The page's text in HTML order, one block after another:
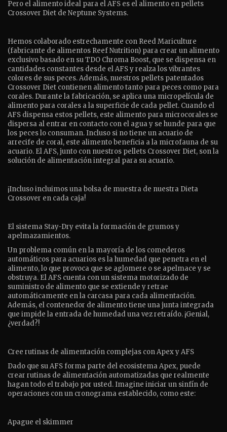
Pero el alimento ideal para el AFS es el alimento en pellets
Crossover Diet de Neptune Systems.
Hemos colaborado estrechamente con Reed Mariculture
(fabricante de alimentos Reef Nutrition) para crear un alimento
exclusivo basado en su TDO Chroma Boost, que se dispensa en
cantidades constantes desde el AFS y realza los vibrantes
colores de sus peces. Además, nuestros pellets patentados
Crossover Diet contienen alimento tanto para peces como para
corales. Durante la fabricación, se aplica una micropelícula de
alimento para corales a la superficie de cada pellet. Cuando el
AFS dispensa estos pellets, este alimento para microcorales se
dispersa al entrar en contacto con el agua y se hunde para que
los peces lo consuman. Incluso si no tiene un acuario de
arrecife de coral, este alimento beneficia a la microfauna de su
acuario. El AFS, junto con nuestros pellets Crossover Diet, son la
solución de alimentación integral para su acuario.
¡Incluso incluimos una bolsa de muestra de nuestra Dieta
Crossover en cada caja!
El sistema Stay-Dry evita la formación de grumos y
apelmazamientos.
Un problema común en la mayoría de los comederos
automáticos para acuarios es la humedad que penetra en el
alimento, lo que provoca que se aglomere o se apelmace y se
obstruya. El AFS cuenta con un sistema motorizado de
suministro de alimento que se extiende y retrae
automáticamente en la carcasa para cada alimentación.
Además, el contenedor de alimento tiene una junta integrada
que impide la entrada de humedad una vez retraído. ¡Genial,
¿verdad?!
Cree rutinas de alimentación complejas con Apex y AFS
Dado que su AFS forma parte del ecosistema Apex, puede
crear rutinas de alimentación automatizadas que realmente
hagan todo el trabajo por usted. Imagine iniciar un sinfín de
operaciones con un cronograma establecido, como este:
Apague el skimmer